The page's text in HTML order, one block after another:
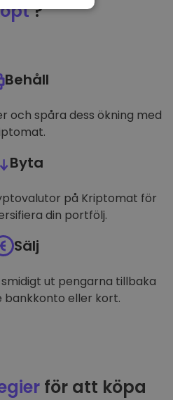
?
Behåll
och spåra dess ökning med
Byta
på Kriptomat för
din portfölj.
Sälj
ut pengarna tillbaka
eller kort.
för att köpa